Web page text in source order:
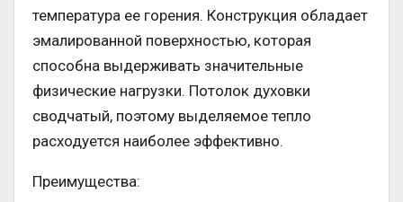
температура ее горения. Конструкция обладает
эмалированной поверхностью, которая
способна выдерживать значительные
физические нагрузки. Потолок духовки
сводчатый, поэтому выделяемое тепло
расходуется наиболее эффективно.
Преимущества: